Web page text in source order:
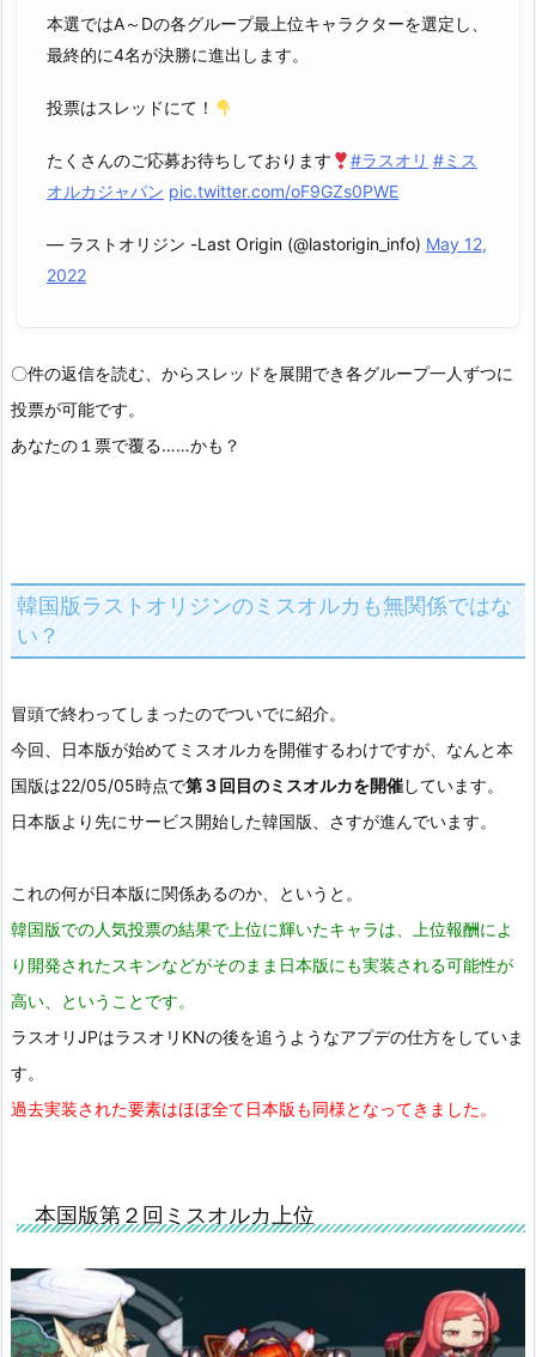
本選ではA～Dの各グループ最上位キャラクターを選定し、
最終的に4名が決勝に進出します。
投票はスレッドにて！
たくさんのご応募お待ちしております #ラスオリ #ミス
オルカジャパン pic.twitter.com/oF9GZs0PWE
— ラストオリジン -Last Origin (@lastorigin_info) May 12,
2022
〇件の返信を読む、からスレッドを展開でき各グループ一人ずつに
投票が可能です。
あなたの１票で覆る……かも？
韓国版ラストオリジンのミスオルカも無関係ではな
い？
冒頭で終わってしまったのでついでに紹介。
今回、日本版が始めてミスオルカを開催するわけですが、なんと本
国版は22/05/05時点で第３回目のミスオルカを開催しています。
日本版より先にサービス開始した韓国版、さすが進んでいます。
これの何が日本版に関係あるのか、というと。
韓国版での人気投票の結果で上位に輝いたキャラは、上位報酬によ
り開発されたスキンなどがそのまま日本版にも実装される可能性が
高い、ということです。
ラスオリJPはラスオリKNの後を追うようなアプデの仕方をしていま
す。
過去実装された要素はほぼ全て日本版も同様となってきました。
本国版第２回ミスオルカ上位